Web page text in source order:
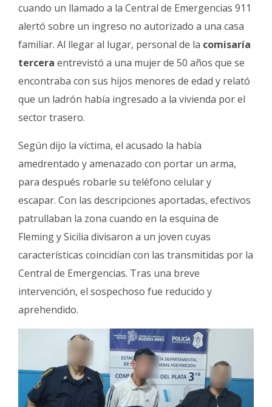
cuando un llamado a la Central de Emergencias 911
alertó sobre un ingreso no autorizado a una casa
familiar. Al llegar al lugar, personal de la comisaría
tercera entrevistó a una mujer de 50 años que se
encontraba con sus hijos menores de edad y relató
que un ladrón había ingresado a la vivienda por el
sector trasero.
Según dijo la víctima, el acusado la había
amedrentado y amenazado con portar un arma,
para después robarle su teléfono celular y
escapar. Con las descripciones aportadas, efectivos
patrullaban la zona cuando en la esquina de
Fleming y Sicilia divisaron a un joven cuyas
características coincidían con las transmitidas por la
Central de Emergencias. Tras una breve
intervención, el sospechoso fue reducido y
aprehendido.